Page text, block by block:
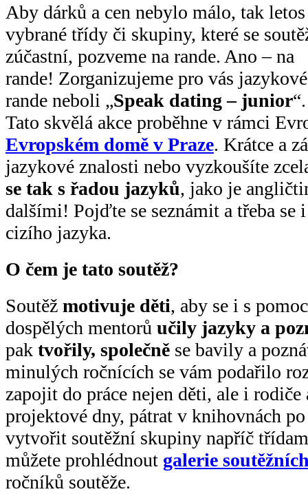
Aby dárků a cen nebylo málo, tak letos
vybrané třídy či skupiny, které se
zúčastní, pozveme na rande. Ano – na
rande! Zorganizujeme pro vás jazykové
rande neboli „Speak dating – junior“.
Tato skvělá akce proběhne v rámci
Evropském domě v Praze. Krátce a
jazykové znalosti nebo vyzkoušíte
se tak s řadou jazyků, jako je
dalšími! Pojďte se seznámit a třeba se
cizího jazyka.
O čem je tato soutěž?
Soutěž motivuje děti, aby se i s
dospělých mentorů učily jazyky a
pak tvořily, společně se bavily a
minulých ročnících se vám podařilo
zapojit do práce nejen děti, ale i rodiče
projektové dny, pátrat v knihovnách
vytvořit soutěžní skupiny napříč
můžete prohlédnout galerie
ročníků soutěže.